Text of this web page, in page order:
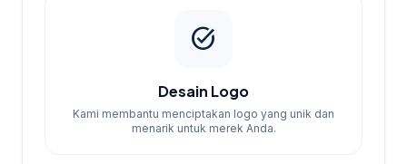
melihat opsi layanan lain sebelum finalisasi
task_alt
Desain Logo
Kami membantu menciptakan logo yang unik dan
menarik untuk merek Anda.